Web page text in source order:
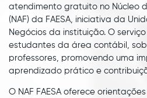
atendimento gratuito no Núcleo
(NAF) da FAESA, iniciativa da
Negócios da instituição. O
estudantes da área contábil,
professores, promovendo uma
aprendizado prático e
O NAF FAESA oferece